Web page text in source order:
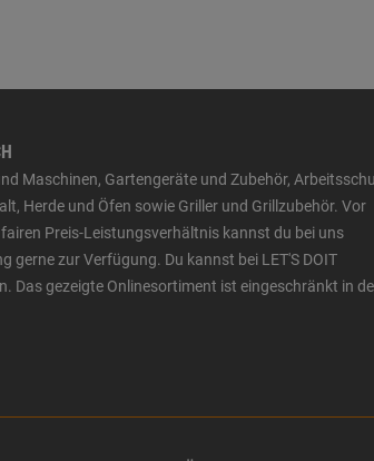
Maschinen, Gartengeräte und Zubehör,
Herde und Öfen sowie Griller und Grillzubehör. Vor
Preis-Leistungsverhältnis kannst du bei uns
gerne zur Verfügung. Du kannst bei LET'S DOIT
Das gezeigte Onlinesortiment ist eingeschränkt in